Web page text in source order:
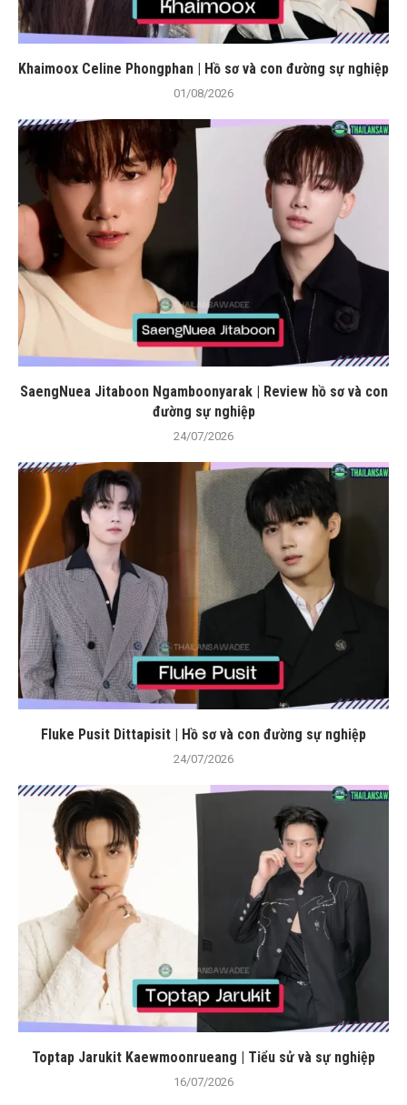
Khaimoox Celine Phongphan | Hồ sơ và con đường sự nghiệp
01/08/2026
SaengNuea Jitaboon Ngamboonyarak | Review hồ sơ và con
đường sự nghiệp
24/07/2026
Fluke Pusit Dittapisit | Hồ sơ và con đường sự nghiệp
24/07/2026
Toptap Jarukit Kaewmoonrueang | Tiểu sử và sự nghiệp
16/07/2026